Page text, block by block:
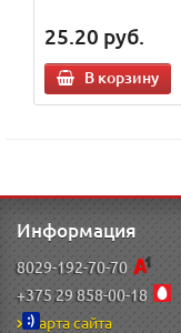
25.20 руб.
В корзину
Информация
8029-192-70-70
+375 29 858-00-18
Карта сайта